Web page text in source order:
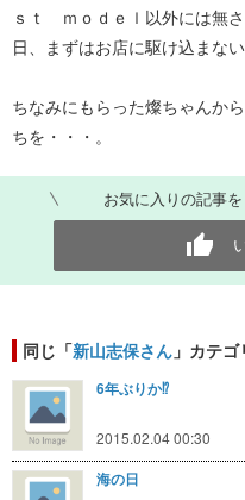
ｓｔ ｍｏｄｅｌ以外には無
日、まずはお店に駆け込まない
ちなみにもらった燦ちゃんか
ちを・・・。
お気に入りの記事
同じ「新山志保さん 」カテ
6年ぶりか⁉︎
2015.02.04 00:30
海の日